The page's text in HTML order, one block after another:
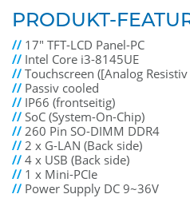
PRODUKT-
// 17" TFT-LCD Panel-PC
// Intel Core i3-8145UE
//Touchscreen ([Analog
// Passiv cooled
// IP66 (frontseitig)
//SoC (System-On-Chip)
//260 Pin SO-DIMM DDR4
//2 x G-LAN (Back side)
//4 x USB (Back side)
// 1 x Mini-PCIe
// Power Supply DC 9~36V